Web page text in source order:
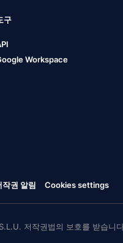
구
Workspace
작권 알림 Cookies settings
저작권법의 보호를 받습니